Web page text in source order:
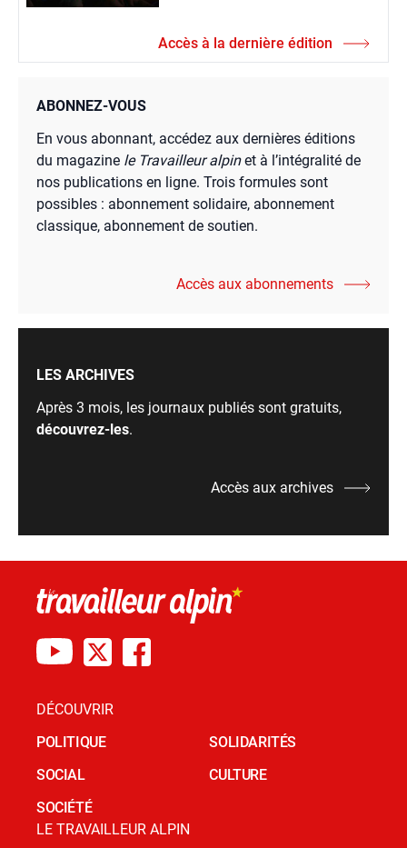
Accès à la dernière édition
ABONNEZ-VOUS
En vous abonnant, accédez aux dernières éditions
du magazine le Travailleur alpinet à l’intégralité de
nos publications en ligne. Trois formules sont
possibles : abonnement solidaire, abonnement
classique, abonnement de soutien.
Accès aux abonnements
LES ARCHIVES
Après 3 mois, les journaux publiés sont gratuits,
découvrez-les.
Accès aux archives
DÉCOUVRIR
POLITIQUE
SOCIAL
SOCIÉTÉ
SOLIDARITÉS
CULTURE
LE TRAVAILLEUR ALPIN